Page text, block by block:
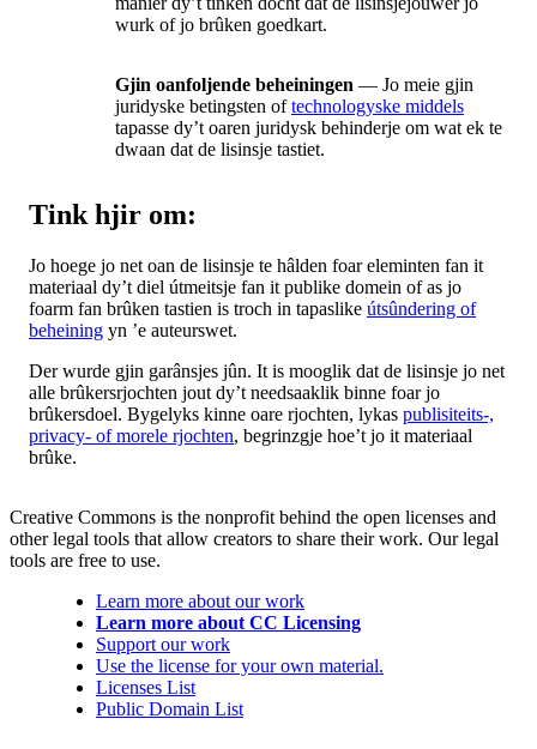
wurk of jo brûken goedkart.
Gjin oanfoljende beheiningen — Jo meie gjin
juridyske betingsten oftechnologyske middels
tapasse dy’t oaren juridysk behinderje om wat ek te
dwaan dat de lisinsje tastiet.
Tink hjir om:
Jo hoege jo net oan de lisinsje te hâlden foar eleminten fan it
materiaal dy’t diel útmeitsje fan it publike domein of as jo
foarm fan brûken tastien is troch in tapaslike útsûndering of
beheining yn ’e auteurswet.
Der wurde gjin garânsjes jûn. It is mooglik dat de lisinsje jo net
alle brûkersrjochten jout dy’t needsaaklik binne foar jo
brûkersdoel. Bygelyks kinne oare rjochten, lykas publisiteits-,
privacy- of morele rjochten, begrinzgje hoe’t jo it materiaal
brûke.
Creative Commons is the nonprofit behind the open licenses and
other legal tools that allow creators to share their work. Our legal
tools are free to use.
Learn more about our work
Learn more about CC Licensing
Support our work
Use the license for your own material.
Licenses List
Public Domain List